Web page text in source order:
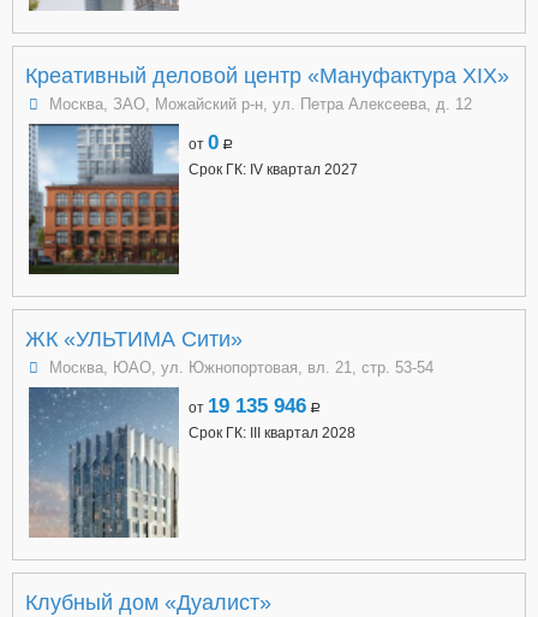
Креативный деловой центр «Мануфактура XIX»
Москва, ЗАО, Можайский р-н, ул. Петра Алексеева, д. 12
от 0 a
Срок ГК: IV квартал 2027
ЖК «УЛЬТИМА Сити»
Москва, ЮАО, ул. Южнопортовая, вл. 21, стр. 53-54
от 19 135 946 a
Срок ГК: III квартал 2028
Клубный дом «Дуалист»